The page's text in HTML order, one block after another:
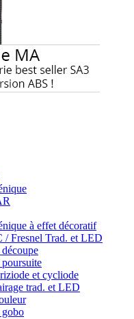
à effet décoratif
/ Fresnel Trad. et LED
et cycliode
trad. et LED
gobo